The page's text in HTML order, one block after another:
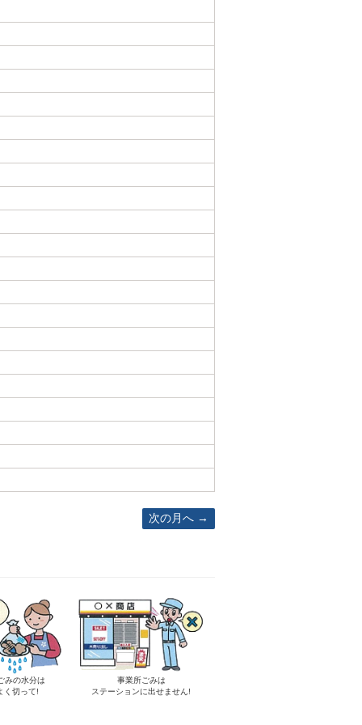
次の月へ
みの水分は
く切って!
事業所ごみは
ステーションに出せません!